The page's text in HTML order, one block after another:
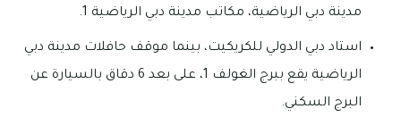
مدينة دبي الرياضية، مكاتب مدينة دبي الرياضية 1.
استاد دبي الدولي للكريكيت، بينما موقف حافلات مدينة دبي
الرياضية يقع ببرج الغولف 1، على بعد 6 دقاق بالسيارة عن
البرج السكني.